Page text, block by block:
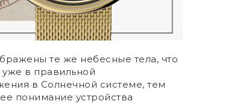
те же небесные тела, что
в правильной
в Солнечной системе, тем
понимание устройства